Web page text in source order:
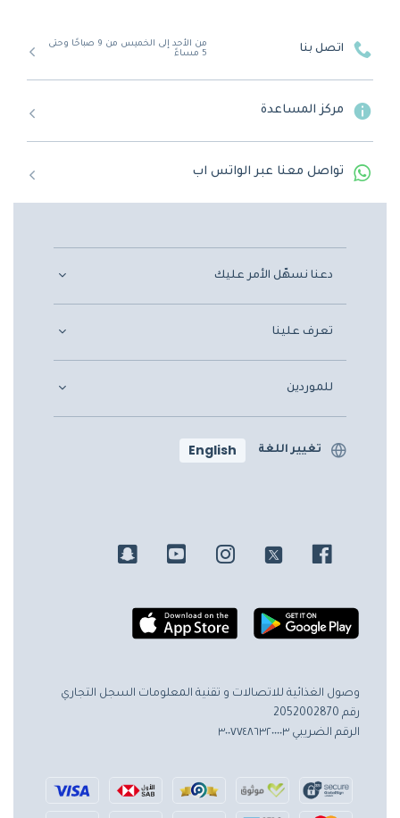
اتصل بنا
من الأحد إلى الخميس من 9 صباحًا وحتى
5 مساءً
مركز المساعدة
تواصل معنا عبر الواتس اب
دعنا نسهّل الأمر عليك
تعرف علينا
للموردين
تغيير اللغة English
وصول الغذائية للاتصالات و تقنية المعلومات السجل التجاري
رقم 2052002870
الرقم الضريبي ٣٠٠٧٧٤٨٦٣٢٠٠٠٠٣